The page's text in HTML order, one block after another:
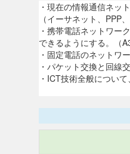
・現在の情報通信ネッ
（イーサネット、PPP
・携帯電話ネットワー
できるようにする。（A3
・固定電話のネットワ
・パケット交換と回線
・ICT技術全般につい